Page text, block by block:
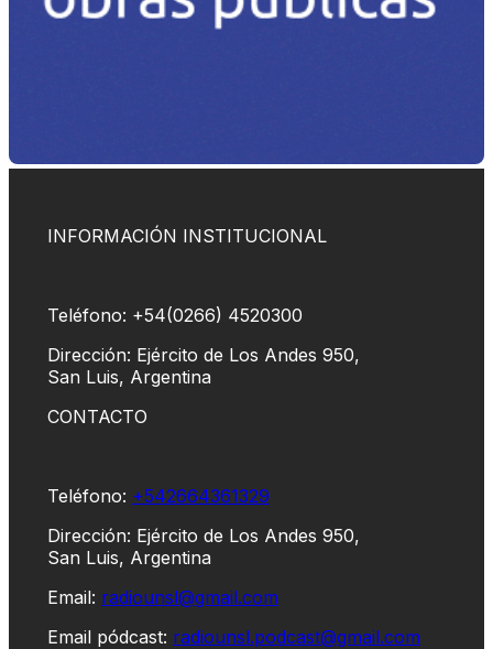
INFORMACIÓN INSTITUCIONAL
Teléfono: +54(0266) 4520300
Dirección: Ejército de Los Andes 950,
San Luis, Argentina
CONTACTO
Teléfono: +542664361329
Dirección: Ejército de Los Andes 950,
San Luis, Argentina
Email: radiounsl@gmail.com
Email pódcast: radiounsl.podcast@gmail.com